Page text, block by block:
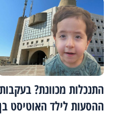
התנכלות מכוונת?
ההסעות לילד האוטיסט